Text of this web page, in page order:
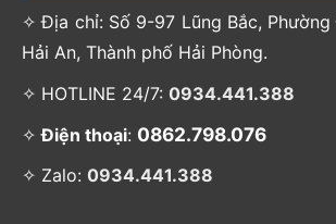
✧ Địa chỉ: Số 9-97 Lũng Bắc, Phường
Hải An, Thành phố Hải Phòng.
✧ HOTLINE 24/7: 0934.441.388
✧Điện thoại: 0862.798.076
✧ Zalo: 0934.441.388